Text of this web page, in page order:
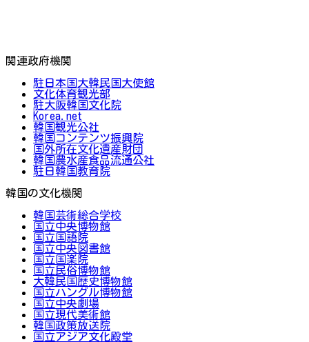
関連政府機関
駐日本国大韓民国大使館
文化体育観光部
駐大阪韓国文化院
Korea.net
韓国観光公社
韓国コンテンツ振興院
国外所在文化遺産財団
韓国農水産食品流通公社
駐日韓国教育院
韓国の文化機関
韓国芸術総合学校
国立中央博物館
国立国語院
国立中央図書館
国立国楽院
国立民俗博物館
大韓民国歴史博物館
国立ハングル博物館
国立中央劇場
国立現代美術館
韓国政策放送院
国立アジア文化殿堂